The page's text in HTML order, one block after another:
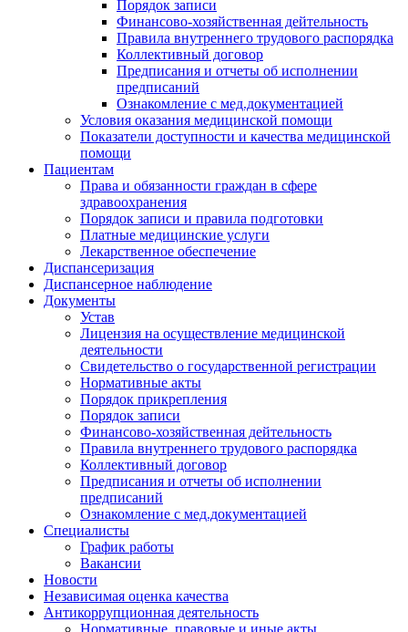
Порядок записи
Финансово-хозяйственная дейтельность
Правила внутреннего трудового распорядка
Коллективный договор
Предписания и отчеты об исполнении
предписаний
Ознакомление с мед.документацией
Условия оказания медицинской помощи
Показатели доступности и качества медицинской
помощи
Пациентам
Права и обязанности граждан в сфере
здравоохранения
Порядок записи и правила подготовки
Платные медицинские услуги
Лекарственное обеспечение
Диспансеризация
Диспансерное наблюдение
Документы
Устав
Лицензия на осуществление медицинской
деятельности
Свидетельство о государственной регистрации
Нормативные акты
Порядок прикрепления
Порядок записи
Финансово-хозяйственная дейтельность
Правила внутреннего трудового распорядка
Коллективный договор
Предписания и отчеты об исполнении
предписаний
Ознакомление с мед.документацией
Специалисты
График работы
Вакансии
Новости
Независимая оценка качества
Антикоррупционная деятельность
Нормативные, правовые и иные акты